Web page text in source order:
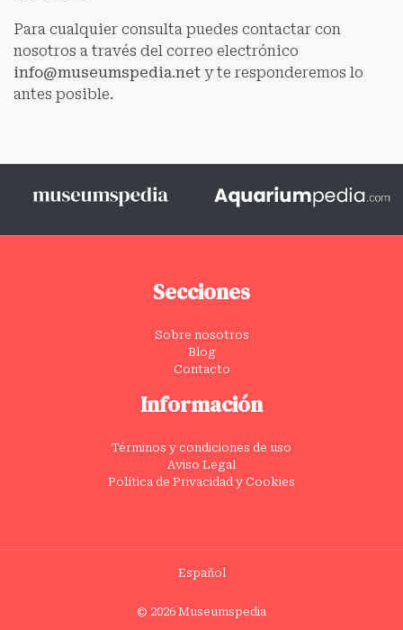
Para cualquier consulta puedes contactar con
nosotros a través del correo electrónico
info@museumspedia.net y te responderemos lo
antes posible.
Secciones
Sobre nosotros
Blog
Contacto
Información
Términos y condiciones de uso
Aviso Legal
Política de Privacidad y Cookies
Español
© 2026 Museumspedia